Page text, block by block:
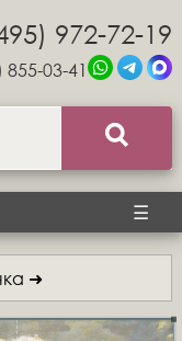
972-72-19
855-03-41
☰
➜